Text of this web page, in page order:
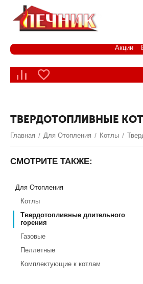
Акции
ТВЕРДОТОПЛИВНЫЕ
Главная / Для Отопления / Котлы /
СМОТРИТЕ ТАКЖЕ:
Для Отопления
Котлы
Твердотопливные длительного
горения
Газовые
Пеллетные
Комплектующие к котлам